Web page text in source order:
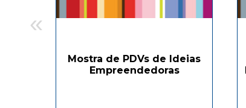
Mostra de PDVs de Ideias
Empreendedoras
«